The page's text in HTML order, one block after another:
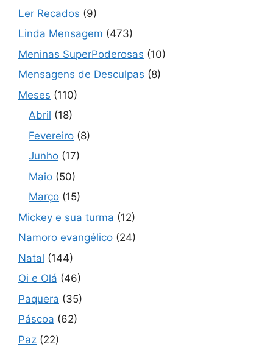
Ler Recados (9)
Linda Mensagem (473)
Meninas SuperPoderosas (10)
Mensagens de Desculpas (8)
Meses (110)
Abril (18)
Fevereiro (8)
Junho (17)
Maio (50)
Março (15)
Mickey e sua turma (12)
Namoro evangélico (24)
Natal (144)
Oi e Olá (46)
Paquera (35)
Páscoa (62)
Paz (22)